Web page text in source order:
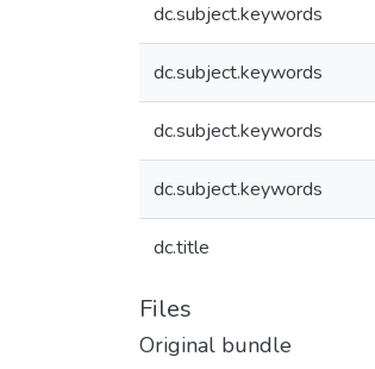
dc.subject.keywords
dc.subject.keywords
dc.subject.keywords
dc.subject.keywords
dc.title
Files
Original bundle